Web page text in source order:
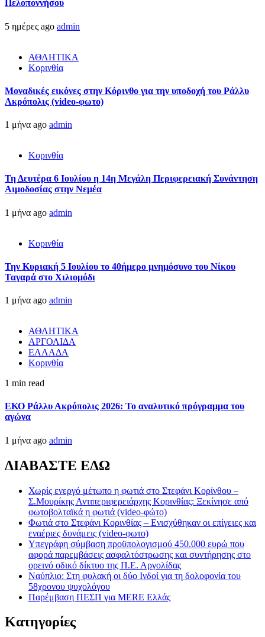
Πελοποννήσου
5 ημέρες ago admin
ΑΘΛΗΤΙΚΑ
Κορινθία
Μοναδικές εικόνες στην Κόρινθο για την υποδοχή του Ράλλυ
Ακρόπολις (video-φωτο)
1 μήνα ago admin
Κορινθία
Τη Δευτέρα 6 Ιουλίου η 14η Μεγάλη Περιφερειακή Συνάντηση
Αιμοδοσίας στην Νεμέα
1 μήνα ago admin
Κορινθία
Την Κυριακή 5 Ιουλίου το 40ήμερο μνημόσυνο του Νίκου
Ταγαρά στο Χιλιομόδι
1 μήνα ago admin
ΑΘΛΗΤΙΚΑ
ΑΡΓΟΛΙΔΑ
ΕΛΛΑΔΑ
Κορινθία
1 min read
ΕΚΟ Ράλλυ Ακρόπολις 2026: Το αναλυτικό πρόγραμμα του
αγώνα
1 μήνα ago admin
ΔΙΑΒΑΣΤΕ ΕΔΩ
Χωρίς ενεργό μέτωπο η φωτιά στο Στεφάνι Κορίνθου –
Σ.Μουρίκης Αντιπεριφερειάρχης Κορινθίας: Ξεκίνησε από
φωτοβολταϊκά η φωτιά (video-φώτο)
Φωτιά στο Στεφάνι Κορινθίας – Ενισχύθηκαν οι επίγειες και
εναέριες δυνάμεις (video-φωτο)
Υπεγράφη σύμβαση προϋπολογισμού 450.000 ευρώ που
αφορά παρεμβάσεις ασφαλτόστρωσης και συντήρησης στο
ορεινό οδικό δίκτυο της Π.Ε. Αργολίδας
Ναύπλιο: Στη φυλακή οι δύο Ινδοί για τη δολοφονία του
58χρονου ψυχολόγου
Παρέμβαση ΠΕΣΠ για MERE Ελλάς
Kατηγορίες